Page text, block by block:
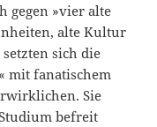
gegen »vier alte
alte Kultur
sich die
mit fanatischem
Sie
befreit